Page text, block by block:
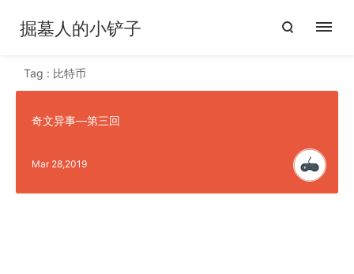
掘墓人的小铲子
Tag : 比特币
奇文异事—第三回
Mar 28,2019